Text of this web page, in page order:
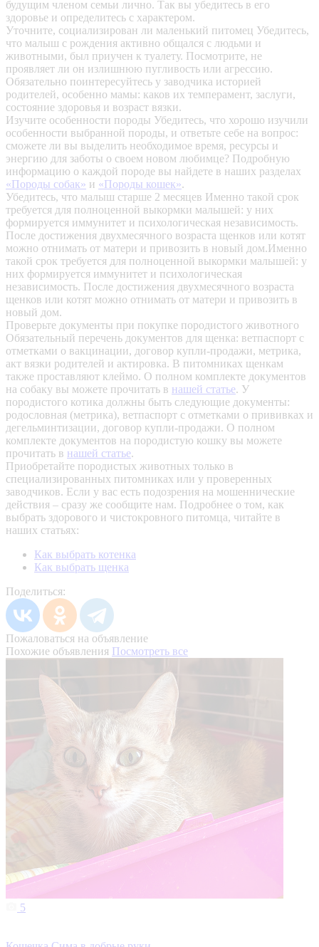
будущим членом семьи лично. Так вы убедитесь в его
здоровье и определитесь с характером.
Уточните, социализирован ли маленький питомец Убедитесь,
что малыш с рождения активно общался с людьми и
животными, был приучен к туалету. Посмотрите, не
проявляет ли он излишнюю пугливость или агрессию.
Обязательно поинтересуйтесь у заводчика историей
родителей, особенно мамы: каков их темперамент, заслуги,
состояние здоровья и возраст вязки.
Изучите особенности породы Убедитесь, что хорошо изучили
особенности выбранной породы, и ответьте себе на вопрос:
сможете ли вы выделить необходимое время, ресурсы и
энергию для заботы о своем новом любимце? Подробную
информацию о каждой породе вы найдете в наших разделах
«Породы собак» и «Породы кошек».
Убедитесь, что малыш старше 2 месяцев Именно такой срок
требуется для полноценной выкормки малышей: у них
формируется иммунитет и психологическая независимость.
После достижения двухмесячного возраста щенков или котят
можно отнимать от матери и привозить в новый дом.Именно
такой срок требуется для полноценной выкормки малышей: у
них формируется иммунитет и психологическая
независимость. После достижения двухмесячного возраста
щенков или котят можно отнимать от матери и привозить в
новый дом.
Проверьте документы при покупке породистого животного
Обязательный перечень документов для щенка: ветпаспорт с
отметками о вакцинации, договор купли-продажи, метрика,
акт вязки родителей и актировка. В питомниках щенкам
также проставляют клеймо. О полном комплекте документов
на собаку вы можете прочитать в нашей статье. У
породистого котика должны быть следующие документы:
родословная (метрика), ветпаспорт с отметками о прививках и
дегельминтизации, договор купли-продажи. О полном
комплекте документов на породистую кошку вы можете
прочитать в нашей статье.
Приобретайте породистых животных только в
специализированных питомниках или у проверенных
заводчиков. Если у вас есть подозрения на мошеннические
действия – сразу же сообщите нам. Подробнее о том, как
выбрать здорового и чистокровного питомца, читайте в
наших статьях:
Как выбрать котенка
Как выбрать щенка
Поделиться:
Пожаловаться на объявление
Похожие объявления Посмотреть все
5